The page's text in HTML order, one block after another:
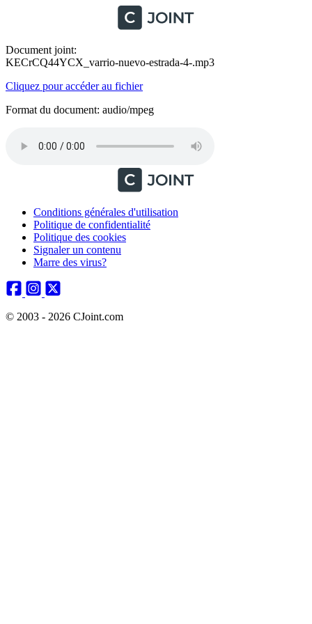
Document joint:
KECrCQ44YCX_varrio-nuevo-estrada-4-.mp3
Cliquez pour accéder au fichier
Format du document: audio/mpeg
Conditions générales d'utilisation
Politique de confidentialité
Politique des cookies
Signaler un contenu
Marre des virus?
© 2003 - 2026 CJoint.com